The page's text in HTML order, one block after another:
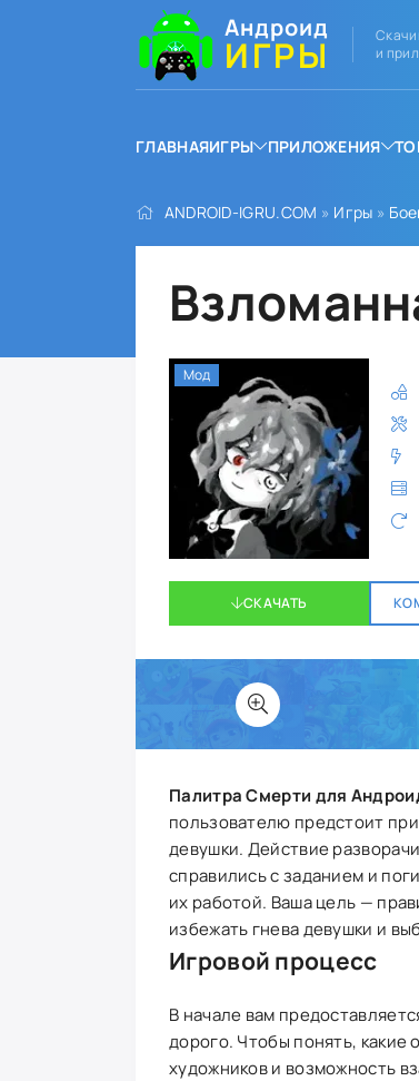
Андроид
ИГРЫ
и
ГЛАВНАЯИГРЫ ПРИЛОЖЕНИЯ
ANDROID-IGRU.COM » Игры »
СКАЧАТЬ
Мод
Палитра Смерти для
пользователю предстоит
девушки. Действие
справились с заданием и
их работой. Ваша цель —
избежать гнева девушки и
Игровой процесс
В начале вам
дорого. Чтобы понять,
художников и возможность